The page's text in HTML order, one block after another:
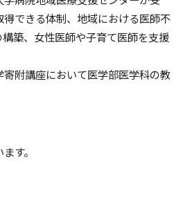
できる体制、地域における医師不
築、女性医師や子育て医師を支援
附講座において医学部医学科の教
す。